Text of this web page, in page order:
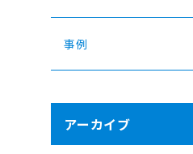
事例
アーカイブ